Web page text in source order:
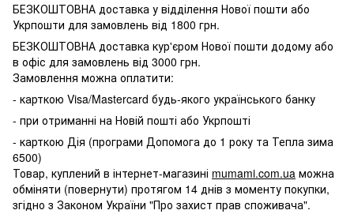
БЕЗКОШТОВНА доставка у відділення Нової пошти або
Укрпошти для замовлень від 1800 грн.
БЕЗКОШТОВНА доставка кур'єром Нової пошти додому або
в офіс для замовлень від 3000 грн.
Замовлення можна оплатити:
- карткою Visa/Mastercard будь-якого українського банку
- при отриманні на Новій пошті або Укрпошті
- карткою Дія (програми Допомога до 1 року та Тепла зима
6500)
Товар, куплений в інтернет-магазині mumami.com.ua можна
обміняти (повернути) протягом 14 днів з моменту покупки,
згідно з Законом України "Про захист прав споживача".